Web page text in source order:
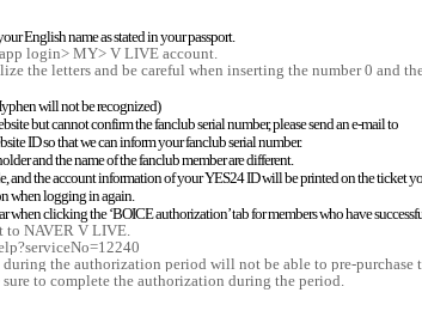
English name as stated in your passport.
login> MY> V LIVE account.
the letters and be careful when inserting the number 0 and
will not be recognized)
but cannot confirm the fanclub serial number, please send an e-mail to
ID so that we can inform your fanclub serial number.
and the name of the fanclub member are different.
and the account information of your YES24 ID will be printed on the ticket
when logging in again.
when clicking the ‘BOICE authorization’ tab for members who have
to NAVER V LIVE.
the authorization period will not be able to pre-purchase
to complete the authorization during the period.